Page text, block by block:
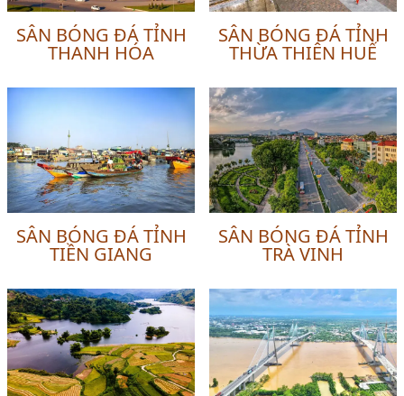
SÂN BÓNG ĐÁ TỈNH
THANH HÓA
SÂN BÓNG ĐÁ TỈNH
THỪA THIÊN HUẾ
SÂN BÓNG ĐÁ TỈNH
TIỀN GIANG
SÂN BÓNG ĐÁ TỈNH
TRÀ VINH